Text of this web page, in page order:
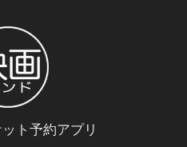
ト予約アプリ